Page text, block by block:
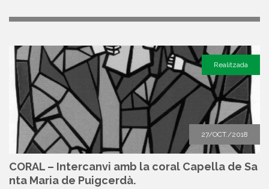
27/OCT./2018
Realitzada
CORAL – Intercanvi amb la coral Capella de Sa
nta Maria de Puigcerdà.